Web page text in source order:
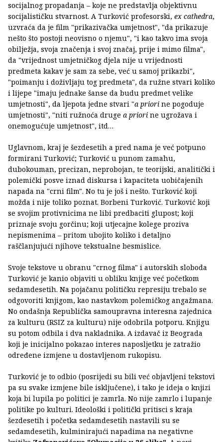
socijalnog propadanja – koje ne predstavlja objektivnu
socijalističku stvarnost. A Turković profesorski, ex cathedra,
uzvraća da je film "prikazivačka umjetnost", "da prikazuje
nešto što postoji neovisno o njemu", "i kao takvo ima svoja
obilježja, svoja značenja i svoj značaj, prije i mimo filma",
da "vrijednost umjetničkog djela nije u vrijednosti
predmeta kakav je sam za sebe, već u samoj prikazbi",
"poimanju i doživljaju tog predmeta", da ružne stvari koliko
i lijepe "imaju jednake šanse da budu predmet velike
umjetnosti", da ljepota jedne stvari "a priori ne pogoduje
umjetnosti", "niti ružnoća druge a priori ne ugrožava i
onemogućuje umjetnost", itd…
Uglavnom, kraj je šezdesetih a pred nama je već potpuno
formirani Turković; Turković u punom zamahu,
dubokouman, precizan, neprobojan, te teorijski, analitički i
polemički posve iznad diskursa i kapaciteta uobičajenih
napada na "crni film". No tu je još i nešto. Turković koji
možda i nije toliko poznat. Borbeni Turković. Turković koji
se svojim protivnicima ne libi predbaciti glupost; koji
priznaje svoju gorčinu; koji utjecajne kolege proziva
nepismenima – pritom ubojito koliko i detaljno
raščlanjujući njihove tekstualne besmislice.
Svoje tekstove u obranu "crnog filma" i autorskih sloboda
Turković je kanio objaviti u obliku knjige već početkom
sedamdesetih. Na pojačanu političku represiju trebalo se
odgovoriti knjigom, kao nastavkom polemičkog angažmana.
No ondašnja Republička samoupravna interesna zajednica
za kulturu (RSIZ za kulturu) nije odobrila potporu. Knjigu
su potom odbila i dva nakladnika. A izdavač iz Beograda
koji je inicijalno pokazao interes naposljetku je zatražio
određene izmjene u dostavljenom rukopisu.
Turković je to odbio (posrijedi su bili već objavljeni tekstovi
pa su svake izmjene bile isključene), i tako je ideja o knjizi
koja bi lupila po politici je zamrla. No nije zamrlo i lupanje
politike po kulturi. Ideološki i politički pritisci s kraja
šezdesetih i početka sedamdesetih nastavili su se
sedamdesetih, kulminirajući napadima na negativne